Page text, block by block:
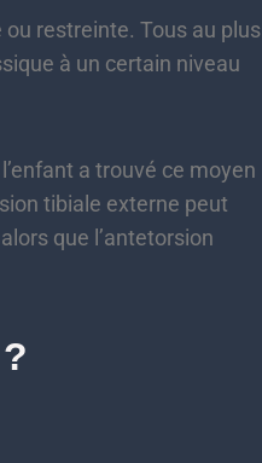
restreinte. Tous au plus
à un certain niveau
a trouvé ce moyen
tibiale externe peut
que l’antetorsion